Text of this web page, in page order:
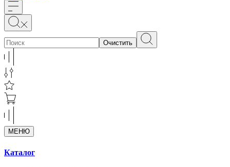
Очистить
МЕНЮ
Каталог